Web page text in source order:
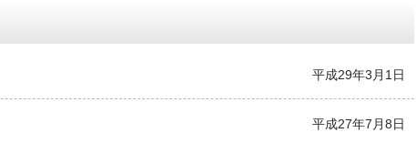
平成29年3月1日
平成27年7月8日